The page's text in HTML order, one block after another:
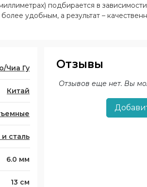
подбирается в
удобным, а результат –
Чиа Гу
Китай
сталь
6.0 мм
13 см
Отзывы
Отзывов еще нет. Вы